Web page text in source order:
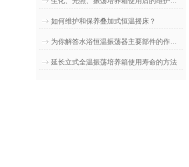
如何维护和保养叠加式恒温摇床？
延长立式全温振荡培养箱使用寿命的方法